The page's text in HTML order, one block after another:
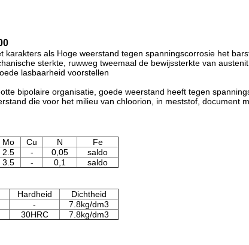
als Hoge weerstand tegen spanningscorrosie het
sterkte, ruwweg tweemaal de bewijssterkte van
lasbaarheid voorstellen
bipolaire organisatie, goede weerstand heeft tegen
die voor het milieu van chloorion, in meststof, document
Mo Cu N
Fe
2.5 - 0,05
saldo
3.5 - 0,1 saldo
Hardheid
Dichtheid
-
7.8kg/dm3
30HRC 7.8kg/dm3